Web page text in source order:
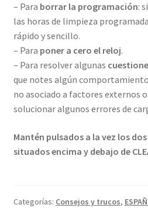
– Para borrar la programación:
las horas de limpieza
rápido y sencillo.
– Para poner a cero el reloj.
– Para resolver algunas
que notes algún
no asociado a factores externos
solucionar algunos errores de
Mantén pulsados a la vez los
situados encima y debajo de
Categorías: Consejos y trucos,